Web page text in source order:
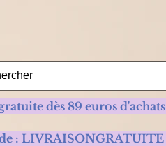
dès 89 euros d'achats
: LIVRAISONGRATUITE